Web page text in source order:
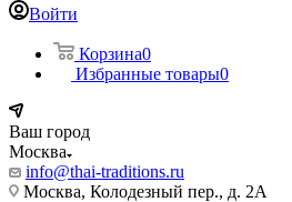
Войти
Корзина0
Избранные товары0
Ваш город
Москва
info@thai-traditions.ru
Москва, Колодезный пер., д. 2А